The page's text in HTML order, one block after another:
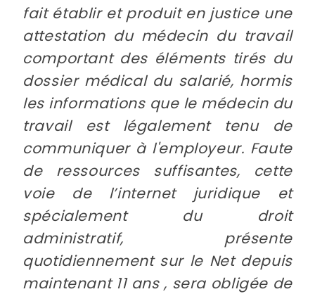
fait établir et produit en justice une
attestation du médecin du travail
comportant des éléments tirés du
dossier médical du salarié, hormis
les informations que le médecin du
travail est légalement tenu de
communiquer à l'employeur. Faute
de ressources suffisantes, cette
voie de l’internet juridique et
spécialement du droit
administratif, présente
quotidiennement sur le Net depuis
maintenant 11 ans , sera obligée de